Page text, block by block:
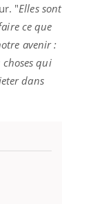
"Elles sont
ce que
avenir :
qui
dans
: et si on
de type 2
chez les